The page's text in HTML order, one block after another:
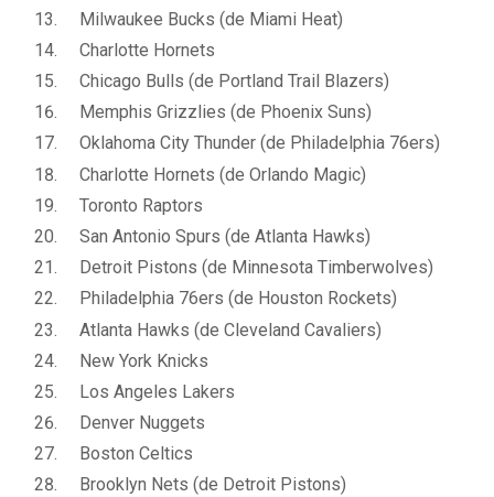
Milwaukee Bucks (de Miami Heat)
Charlotte Hornets
Chicago Bulls (de Portland Trail Blazers)
Memphis Grizzlies (de Phoenix Suns)
Oklahoma City Thunder (de Philadelphia 76ers)
Charlotte Hornets (de Orlando Magic)
Toronto Raptors
San Antonio Spurs (de Atlanta Hawks)
Detroit Pistons (de Minnesota Timberwolves)
Philadelphia 76ers (de Houston Rockets)
Atlanta Hawks (de Cleveland Cavaliers)
New York Knicks
Los Angeles Lakers
Denver Nuggets
Boston Celtics
Brooklyn Nets (de Detroit Pistons)